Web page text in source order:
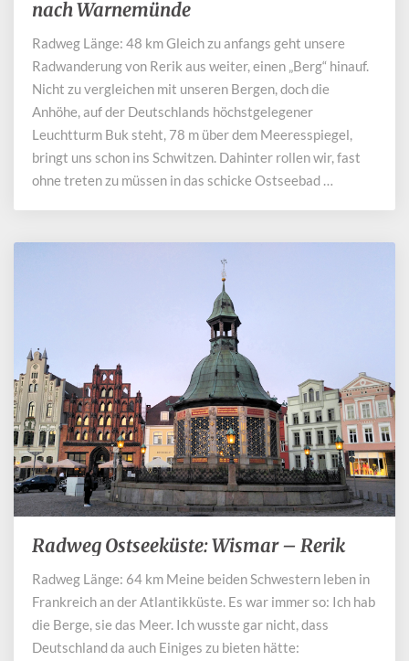
Radweg:
Kühlungsborn
nach
Warnemünde
nach Warnemünde
Radweg Länge: 48 km Gleich zu anfangs geht unsere
Radwanderung von Rerik aus weiter, einen „Berg“ hinauf.
Nicht zu vergleichen mit unseren Bergen, doch die
Anhöhe, auf der Deutschlands höchstgelegener
Leuchtturm Buk steht, 78 m über dem Meeresspiegel,
bringt uns schon ins Schwitzen. Dahinter rollen wir, fast
ohne treten zu müssen in das schicke Ostseebad …
Radweg
Wismar
–
Rerik
Radweg Ostseeküste: Wismar – Rerik
Radweg Länge: 64 km Meine beiden Schwestern leben in
Frankreich an der Atlantikküste. Es war immer so: Ich hab
die Berge, sie das Meer. Ich wusste gar nicht, dass
Deutschland da auch Einiges zu bieten hätte: